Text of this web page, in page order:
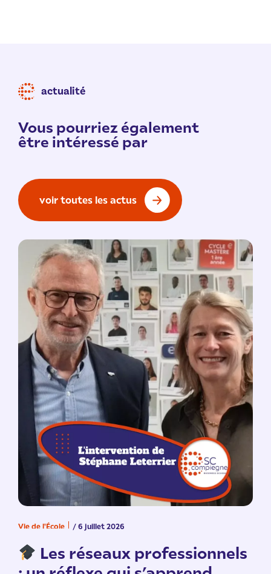
actualité
Vous pourriez également
être intéressé par
voir toutes les actus
Vie de l'École / 6 juillet 2026
Les réseaux professionnels